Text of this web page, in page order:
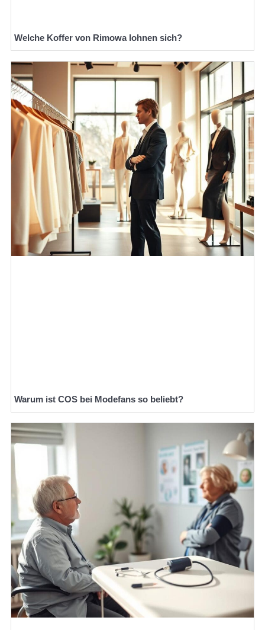
Welche Koffer von Rimowa lohnen sich?
Warum ist COS bei Modefans so beliebt?